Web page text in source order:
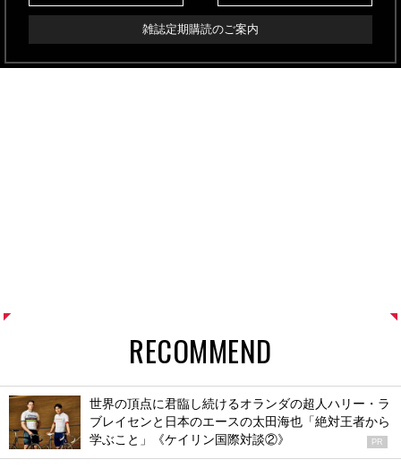
雑誌定期購読のご案内
RECOMMEND
世界の頂点に君臨し続けるオランダの超人ハリー・ラ
ブレイセンと日本のエースの太田海也「絶対王者から
学ぶこと」《ケイリン国際対談②》
PR